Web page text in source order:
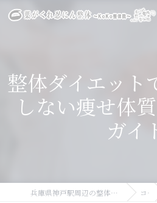
整体ダイエット
しない痩せ体
ガイ
兵庫県神戸駅周辺の整体なら葉がくれ忍にん整体KoKo整体院 コラム